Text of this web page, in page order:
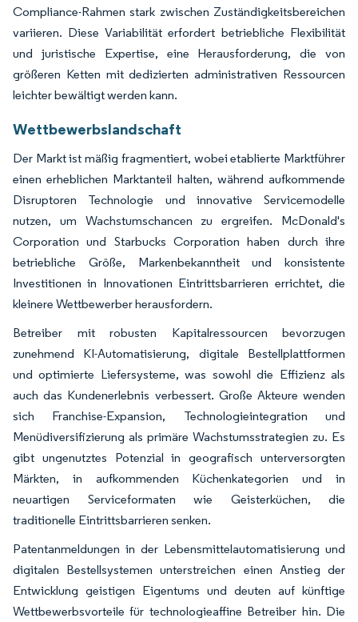
Compliance-Rahmen stark zwischen Zuständigkeitsbereichen
variieren. Diese Variabilität erfordert betriebliche Flexibilität
und juristische Expertise, eine Herausforderung, die von
größeren Ketten mit dedizierten administrativen Ressourcen
leichter bewältigt werden kann.
Wettbewerbslandschaft
Der Markt ist mäßig fragmentiert, wobei etablierte Marktführer
einen erheblichen Marktanteil halten, während aufkommende
Disruptoren Technologie und innovative Servicemodelle
nutzen, um Wachstumschancen zu ergreifen. McDonald's
Corporation und Starbucks Corporation haben durch ihre
betriebliche Größe, Markenbekanntheit und konsistente
Investitionen in Innovationen Eintrittsbarrieren errichtet, die
kleinere Wettbewerber herausfordern.
Betreiber mit robusten Kapitalressourcen bevorzugen
zunehmend KI-Automatisierung, digitale Bestellplattformen
und optimierte Liefersysteme, was sowohl die Effizienz als
auch das Kundenerlebnis verbessert. Große Akteure wenden
sich Franchise-Expansion, Technologieintegration und
Menüdiversifizierung als primäre Wachstumsstrategien zu. Es
gibt ungenutztes Potenzial in geografisch unterversorgten
Märkten, in aufkommenden Küchenkategorien und in
neuartigen Serviceformaten wie Geisterküchen, die
traditionelle Eintrittsbarrieren senken.
Patentanmeldungen in der Lebensmittelautomatisierung und
digitalen Bestellsystemen unterstreichen einen Anstieg der
Entwicklung geistigen Eigentums und deuten auf künftige
Wettbewerbsvorteile für technologieaffine Betreiber hin. Die